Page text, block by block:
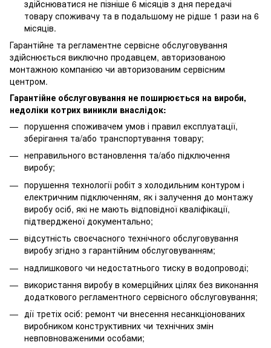
здійснюватися не пізніше 6 місяців з дня передачі
товару споживачу та в подальшому не рідше 1 рази на 6
місяців.
Гарантійне та регламентне сервісне обслуговування
здійснюється виключно продавцем, авторизованою
монтажною компанією чи авторизованим сервісним
центром.
Гарантійне обслуговування не поширюється на вироби,
недоліки котрих виникли внаслідок:
порушення споживачем умов і правил експлуатації,
зберігання та/або транспортування товару;
неправильного встановлення та/або підключення
виробу;
порушення технології робіт з холодильним контуром і
електричним підключенням, як і залучення до монтажу
виробу осіб, які не мають відповідної кваліфікації,
підтвердженої документально;
відсутність своєчасного технічного обслуговування
виробу згідно з гарантійним обслуговуванням;
надлишкового чи недостатнього тиску в водопроводі;
використання виробу в комерційних цілях без виконання
додаткового регламентного сервісного обслуговування;
дії третіх осіб: ремонт чи внесення несанкціонованих
виробником конструктивних чи технічних змін
невповноваженими особами;